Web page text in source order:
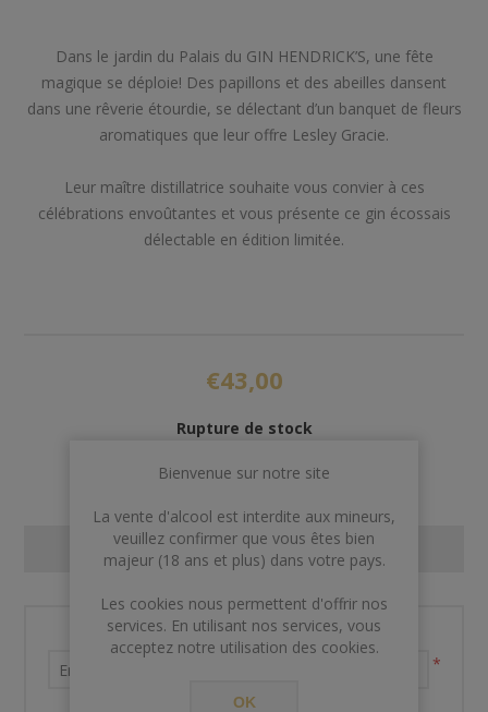
Dans le jardin du Palais du GIN HENDRICK’S, une fête
magique se déploie! Des papillons et des abeilles dansent
dans une rêverie étourdie, se délectant d’un banquet de fleurs
aromatiques que leur offre Lesley Gracie.
Leur maître distillatrice souhaite vous convier à ces
célébrations envoûtantes et vous présente ce gin écossais
délectable en édition limitée.
€43,00
Rupture de stock
CONTACT US
Nom et prénom
*
Bienvenue sur notre site
La vente d'alcool est interdite aux mineurs,
veuillez confirmer que vous êtes bien
majeur (18 ans et plus) dans votre pays.
Les cookies nous permettent d'offrir nos
services. En utilisant nos services, vous
acceptez notre utilisation des cookies.
OK